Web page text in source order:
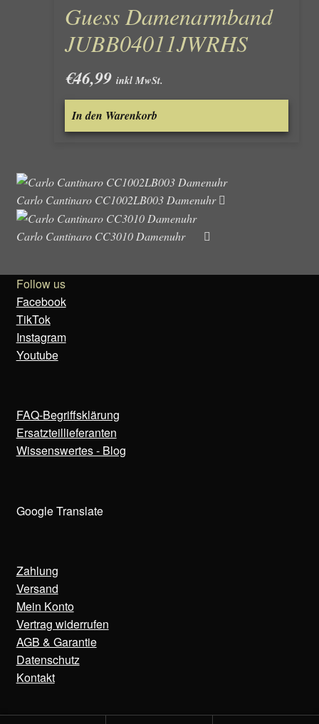
Guess Damenarmband
JUBB04011JWRHS
€46,99 inkl MwSt.
In den Warenkorb
Carlo Cantinaro CC1002LB003 Damenuhr
Carlo Cantinaro CC3010 Damenuhr
Follow us
Facebook
TikTok
Instagram
Youtube
FAQ-Begriffsklärung
Ersatzteillieferanten
Wissenswertes - Blog
Google Translate
Zahlung
Versand
Mein Konto
Vertrag widerrufen
AGB & Garantie
Datenschutz
Kontakt